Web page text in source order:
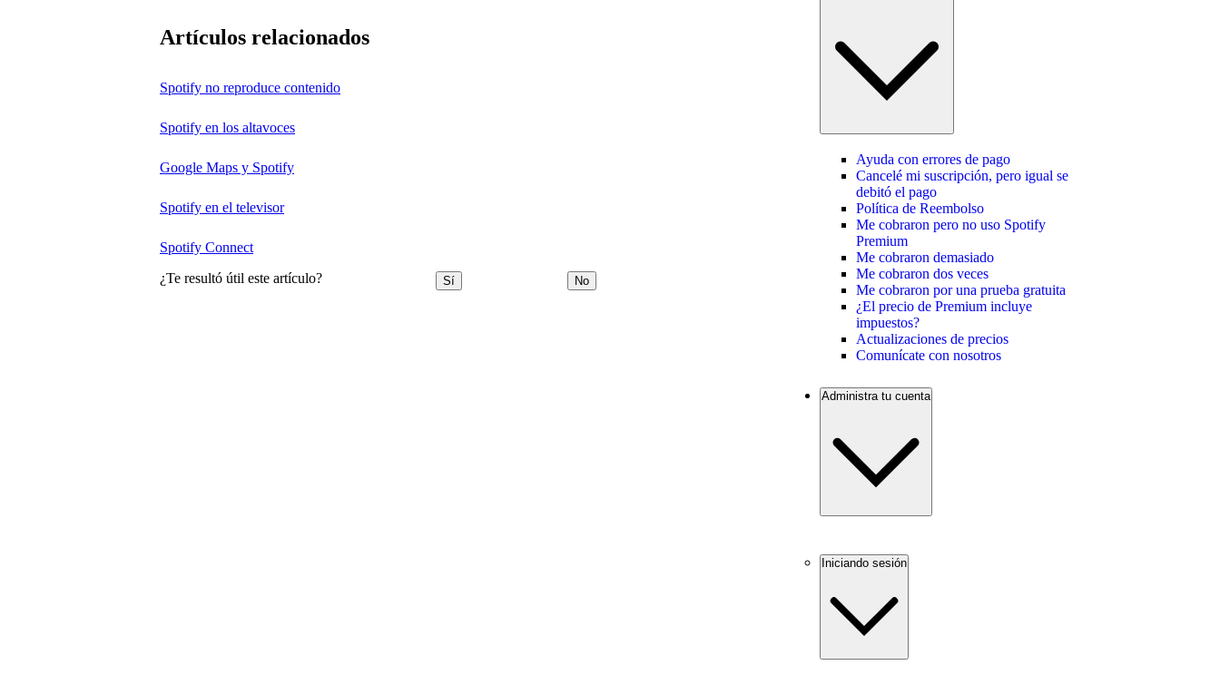
Artículos relacionados
Spotify no reproduce contenido
Spotify en los altavoces
Google Maps y Spotify
Spotify en el televisor
Spotify Connect
¿Te resultó útil este artículo? Sí No
Ayuda con errores de pago
Cancelé mi suscripción, pero igual se
debitó el pago
Política de Reembolso
Me cobraron pero no uso Spotify
Premium
Me cobraron demasiado
Me cobraron dos veces
Me cobraron por una prueba gratuita
¿El precio de Premium incluye
impuestos?
Actualizaciones de precios
Comunícate con nosotros
Administra tu cuenta
Iniciando sesión